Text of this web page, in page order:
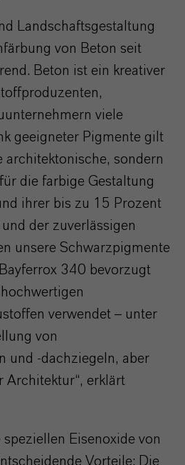
Landschaftsgestaltung
von Beton seit
Beton ist ein kreativer
viele
geeigneter Pigmente gilt
architektonische, sondern
die farbige Gestaltung
ihrer bis zu 15 Prozent
der zuverlässigen
unsere Schwarzpigmente
340 bevorzugt
verwendet – unter
von
und -dachziegeln, aber
Architektur“, erklärt
Eisenoxide von
Vorteile: Die